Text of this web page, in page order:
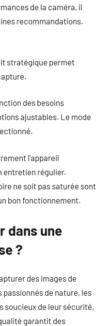
de la caméra, il
recommandations.
stratégique permet
des besoins
ajustables. Le mode
l’appareil
entretien régulier.
ne soit pas saturée sont
bon fonctionnement.
dans une
?
des images de
de nature, les
soucieux de leur sécurité,
garantit des